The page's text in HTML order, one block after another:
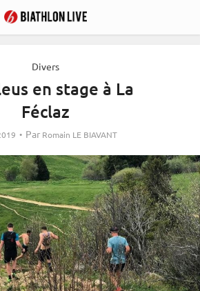
Divers
en stage à La
Féclaz
Par Romain LE BIAVANT